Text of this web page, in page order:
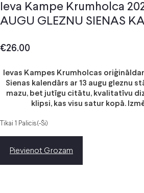
Ieva Kampe Krumholca
AUGU GLEZNU SIENAS
€26.00
Ievas Kampes Krumholcas
Sienas kalendārs ar 13 augu gleznu
mazu, bet jutīgu citātu, kvalitatīvu
klipsi, kas visu satur kopā.
Tikai 1 Palicis(-Ši)
Pievienot Grozam